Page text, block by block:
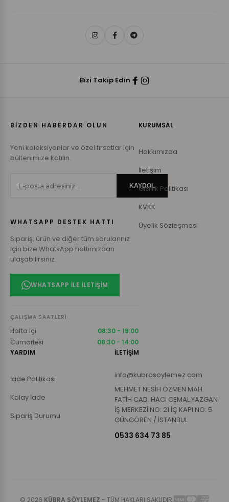
Bizi Takip Edin
BİZDEN HABERDAR OLUN
Yeni koleksiyonlar ve özel fırsatlar için
bültenimize katılın.
KAYDOL
WHATSAPP DESTEK HATTI
Sipariş, ürün ve diğer tüm sorularınız
için bize WhatsApp hattımızdan
ulaşabilirsiniz.
WHATSAPP ILE İLETIŞIM
ÇALIŞMA SAATLERI
Hafta içi
08:30 - 19:00
Cumartesi
08:30 - 14:00
KURUMSAL
Hakkımızda
İletişim
Gizlilik Politikası
KVKK
Üyelik Sözleşmesi
YARDIM
İade Politikası
Kolay İade
Sipariş Durumu
İLETİŞİM
info@kubrasoylemez.com
MEHMET NESİH ÖZMEN MAH.
FATİH CAD. HACI CEMAL YAZGAN
İŞ MERKEZİ NO: 21 İÇ KAPI NO: 5
GÜNGÖREN / İSTANBUL
0533 634 73 85
© 2026 KÜBRA SÖYLEMEZ - TÜM HAKLARI SAKLIDIR.